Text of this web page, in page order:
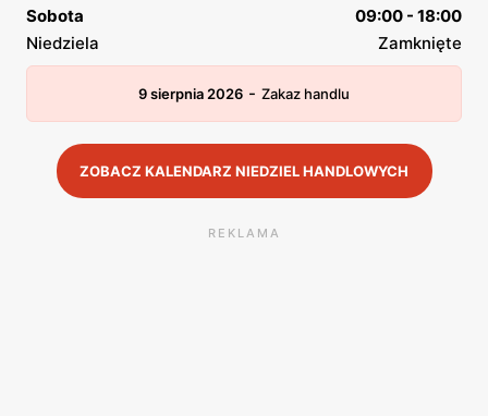
Sobota
09:00 - 18:00
Niedziela
Zamknięte
9 sierpnia 2026 - Zakaz handlu
ZOBACZ KALENDARZ NIEDZIEL HANDLOWYCH
REKLAMA